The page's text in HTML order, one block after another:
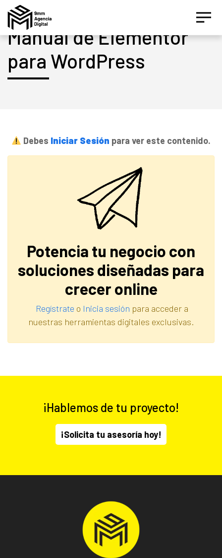
Manual de Elementor
para WordPress
Debes Iniciar Sesión para ver este contenido.
Potencia tu negocio con
soluciones diseñadas para
crecer online
Regístrate o Inicia sesión para acceder a
nuestras herramientas digitales exclusivas.
Asesor IA Activo
digitales inteligentes basados en datos.
¿Te gustaría conocer nuestros servicios, ver el
catálogo de herramientas o agendar un diagnóstico
¡Hablemos de tu proyecto!
¡Solicita tu asesoría hoy!